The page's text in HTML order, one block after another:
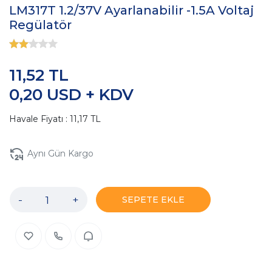
LM317T 1.2/37V Ayarlanabilir -1.5A Voltaj
Regülatör
0,20 USD + KDV
11,52 TL
Havale Fiyatı : 11,17 TL
Aynı Gün Kargo
- + SEPETE EKLE